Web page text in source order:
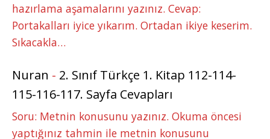
hazırlama aşamalarını yazınız. Cevap:
Portakalları iyice yıkarım. Ortadan ikiye keserim.
Sıkacakla…
Nuran - 2. Sınıf Türkçe 1. Kitap 112-114-
115-116-117. Sayfa Cevapları
Soru: Metnin konusunu yazınız. Okuma öncesi
yaptığınız tahmin ile metnin konusunu